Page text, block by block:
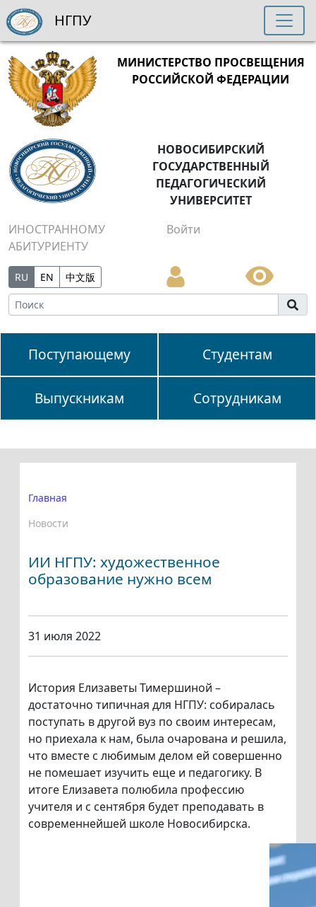
МИНИСТЕРСТВО ПРОСВЕЩЕНИЯ
РОССИЙСКОЙ ФЕДЕРАЦИИ
НОВОСИБИРСКИЙ
ГОСУДАРСТВЕННЫЙ
ПЕДАГОГИЧЕСКИЙ
УНИВЕРСИТЕТ
ИНОСТРАННОМУ
АБИТУРИЕНТУ
Войти
RU EN 中文版
Поступающему Студентам
Выпускникам Сотрудникам
НГПУ
Главная
Новости
ИИ НГПУ: художественное
образование нужно всем
31 июля 2022
История Елизаветы Тимершиной –
достаточно типичная для НГПУ: собиралась
поступать в другой вуз по своим интересам,
но приехала к нам, была очарована и решила,
что вместе с любимым делом ей совершенно
не помешает изучить еще и педагогику. В
итоге Елизавета полюбила профессию
учителя и с сентября будет преподавать в
современнейшей школе Новосибирска.